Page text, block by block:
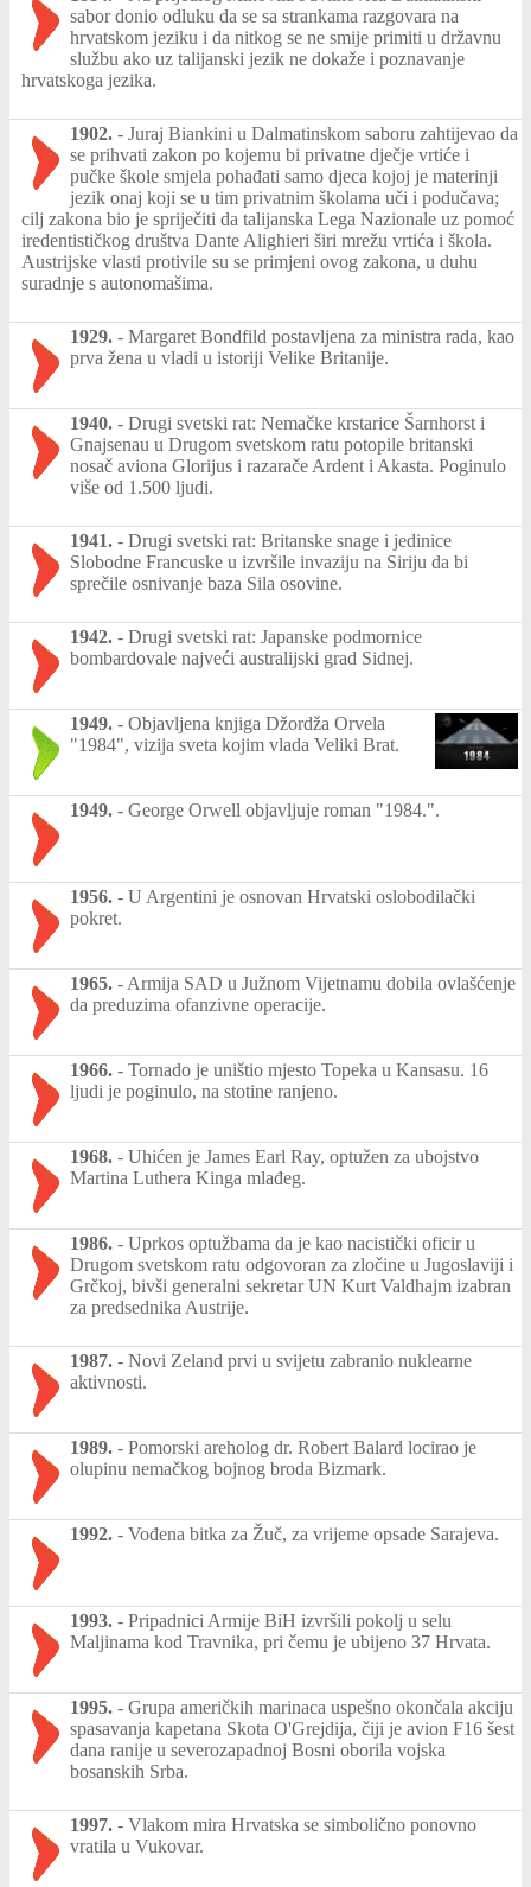
sabor donio odluku da se sa strankama razgovara na
hrvatskom jeziku i da nitkog se ne smije primiti u državnu
službu ako uz talijanski jezik ne dokaže i poznavanje
hrvatskoga jezika.
1902. - Juraj Biankini u Dalmatinskom saboru zahtijevao da
se prihvati zakon po kojemu bi privatne dječje vrtiće i
pučke škole smjela pohađati samo djeca kojoj je materinji
jezik onaj koji se u tim privatnim školama uči i podučava;
cilj zakona bio je spriječiti da talijanska Lega Nazionale uz pomoć
iredentističkog društva Dante Alighieri širi mrežu vrtića i škola.
Austrijske vlasti protivile su se primjeni ovog zakona, u duhu
suradnje s autonomašima.
1929. - Margaret Bondfild postavljena za ministra rada, kao
prva žena u vladi u istoriji Velike Britanije.
1940. - Drugi svetski rat: Nemačke krstarice Šarnhorst i
Gnajsenau u Drugom svetskom ratu potopile britanski
nosač aviona Glorijus i razarače Ardent i Akasta. Poginulo
više od 1.500 ljudi.
1941. - Drugi svetski rat: Britanske snage i jedinice
Slobodne Francuske u izvršile invaziju na Siriju da bi
sprečile osnivanje baza Sila osovine.
1942. - Drugi svetski rat: Japanske podmornice
bombardovale najveći australijski grad Sidnej.
1949. - Objavljena knjiga Džordža Orvela
"1984", vizija sveta kojim vlada Veliki Brat.
1949. - George Orwell objavljuje roman "1984.".
1956. - U Argentini je osnovan Hrvatski oslobodilački
pokret.
1965. - Armija SAD u Južnom Vijetnamu dobila ovlašćenje
da preduzima ofanzivne operacije.
1966. - Tornado je uništio mjesto Topeka u Kansasu. 16
ljudi je poginulo, na stotine ranjeno.
1968. - Uhićen je James Earl Ray, optužen za ubojstvo
Martina Luthera Kinga mlađeg.
1986. - Uprkos optužbama da je kao nacistički oficir u
Drugom svetskom ratu odgovoran za zločine u Jugoslaviji i
Grčkoj, bivši generalni sekretar UN Kurt Valdhajm izabran
za predsednika Austrije.
1987. - Novi Zeland prvi u svijetu zabranio nuklearne
aktivnosti.
1989. - Pomorski areholog dr. Robert Balard locirao je
olupinu nemačkog bojnog broda Bizmark.
1992. - Vođena bitka za Žuč, za vrijeme opsade Sarajeva.
1993. - Pripadnici Armije BiH izvršili pokolj u selu
Maljinama kod Travnika, pri čemu je ubijeno 37 Hrvata.
1995. - Grupa američkih marinaca uspešno okončala akciju
spasavanja kapetana Skota O'Grejdija, čiji je avion F16 šest
dana ranije u severozapadnoj Bosni oborila vojska
bosanskih Srba.
1997. - Vlakom mira Hrvatska se simbolično ponovno
vratila u Vukovar.